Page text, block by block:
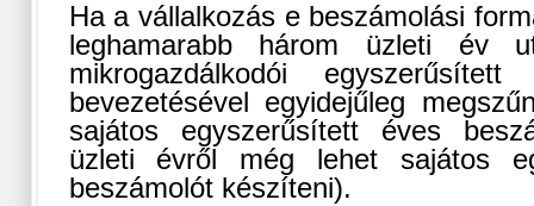
Ha a vállalkozás e beszámolási
leghamarabb három üzleti év
mikrogazdálkodói
bevezetésével egyidejűleg
sajátos egyszerűsített éves
üzleti évről még lehet sajátos
beszámolót készíteni).